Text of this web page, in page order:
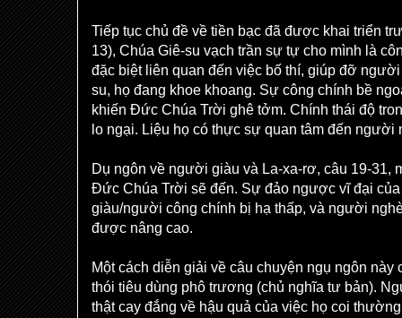
Tiếp tục chủ đề về tiền bạc đã được khai triển
13), Chúa Giê-su vạch trần sự tự cho mình là
đặc biệt liên quan đến việc bố thí, giúp đỡ
su, họ đang khoe khoang. Sự công chính bề
khiến Đức Chúa Trời ghê tởm. Chính thái độ
lo ngại. Liệu họ có thực sự quan tâm đến người
Dụ ngôn về người giàu và La-xa-rơ, câu 19-31,
Đức Chúa Trời sẽ đến. Sự đảo ngược vĩ đại
giàu/người công chính bị hạ thấp, và người
được nâng cao.
Một cách diễn giải về câu chuyện ngụ ngôn này
thói tiêu dùng phô trương (chủ nghĩa tư bản).
thật cay đắng về hậu quả của việc họ coi